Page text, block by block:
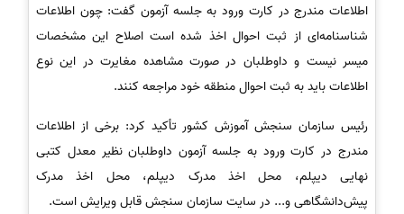
اطلاعات مندرج در کارت ورود به جلسه آزمون گفت: چون اطلاعات
شناسنامه‌ای از ثبت احوال اخذ شده است اصلاح این مشخصات
میسر نیست و داوطلبان در صورت مشاهده مغایرت در این نوع
اطلاعات باید به ثبت احوال منطقه خود مراجعه کنند.
رئیس سازمان سنجش آموزش کشور تأکید کرد: برخی از اطلاعات
مندرج در کارت ورود به جلسه آزمون داوطلبان نظیر معدل کتبی
نهایی دیپلم، محل اخذ مدرک دیپلم، محل اخذ مدرک
پیش‌دانشگاهی و... در سایت سازمان سنجش قابل ویرایش است.